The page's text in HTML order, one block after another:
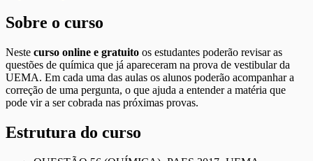
Sobre o curso
Neste curso online e gratuito os estudantes poderão revisar as
questões de química que já apareceram na prova de vestibular da
UEMA. Em cada uma das aulas os alunos poderão acompanhar a
correção de uma pergunta, o que ajuda a entender a matéria que
pode vir a ser cobrada nas próximas provas.
Estrutura do curso